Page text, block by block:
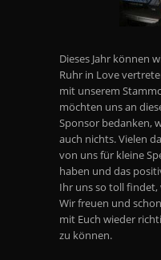
Dieses Jahr können
Ruhr in Love
mit unserem
möchten uns an
Sponsor bedanken,
auch nichts. Vielen
von uns für kleine
haben und das
Ihr uns so toll findet,
Wir freuen und
mit Euch wieder
zu können.